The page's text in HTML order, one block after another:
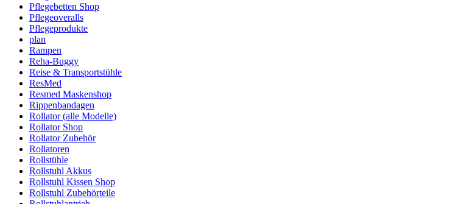
Pflegebetten Shop
Pflegeoveralls
Pflegeprodukte
plan
Rampen
Reha-Buggy
Reise & Transportstühle
ResMed
Resmed Maskenshop
Rippenbandagen
Rollator (alle Modelle)
Rollator Shop
Rollator Zubehör
Rollatoren
Rollstühle
Rollstuhl Akkus
Rollstuhl Kissen Shop
Rollstuhl Zubehörteile